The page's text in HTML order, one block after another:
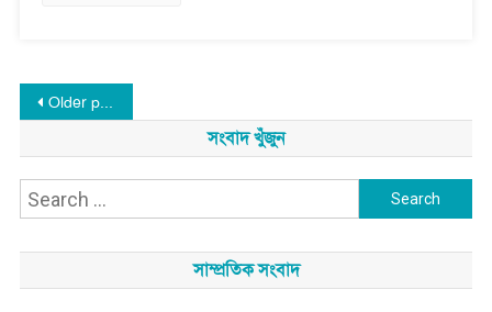
Posts
navigation
Older posts
সংবাদ খুঁজুন
Search
সাম্প্রতিক সংবাদ